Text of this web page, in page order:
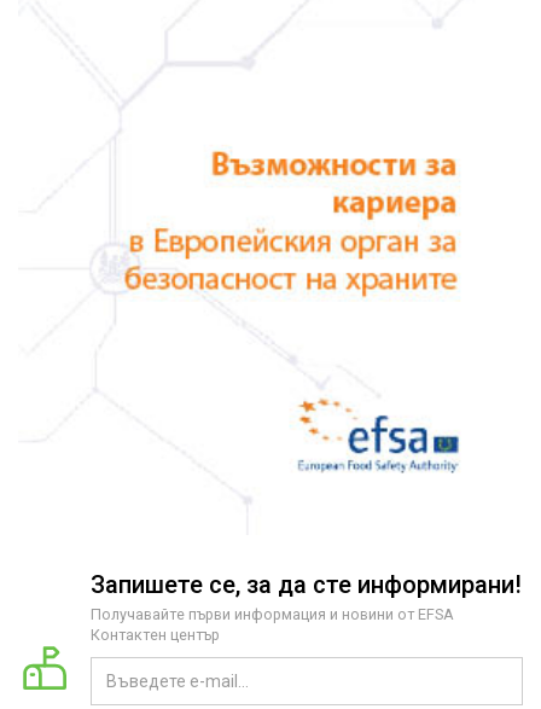
Запишете се, за да сте информирани!
Получавайте първи информация и новини от EFSA
Контактен център